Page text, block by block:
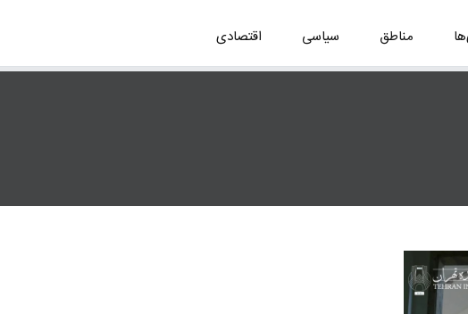
مناطق سیاسی اقتصادی